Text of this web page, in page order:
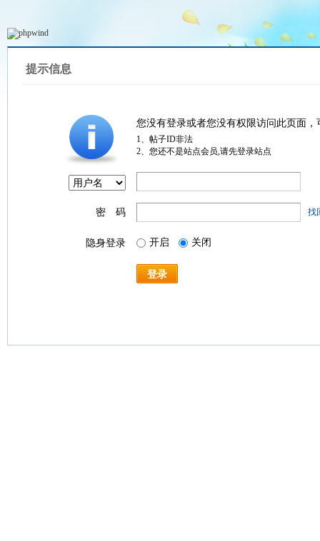
提示信息
您没有登录或者您没有权限访问此页面
1、帖子ID非法
2、您还不是站点会员,请先登录站点
密 码 找
隐身登录 开启 关闭
登录